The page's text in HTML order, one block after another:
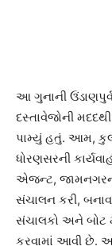
આ ગુનાની
દસ્તાવેજોની
પામ્યું હતું. આમ, કુલ
ધોરણસરની
એજન્ટ,
સંચાલન કરી,
સંચાલકો અને બોટ
કરવામાં આવી છે.